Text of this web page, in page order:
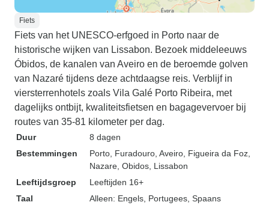
Fiets
Fiets van het UNESCO-erfgoed in Porto naar de
historische wijken van Lissabon. Bezoek middeleeuws
Óbidos, de kanalen van Aveiro en de beroemde golven
van Nazaré tijdens deze achtdaagse reis. Verblijf in
viersterrenhotels zoals Vila Galé Porto Ribeira, met
dagelijks ontbijt, kwaliteitsfietsen en bagagevervoer bij
routes van 35-81 kilometer per dag.
Duur
8 dagen
Bestemmingen
Porto , Furadouro , Aveiro , Figueira da Foz
Nazare , Obidos , Lissabon
Leeftijdsgroep
Leeftijden 16+
Taal
Alleen: Engels, Portugees, Spaans